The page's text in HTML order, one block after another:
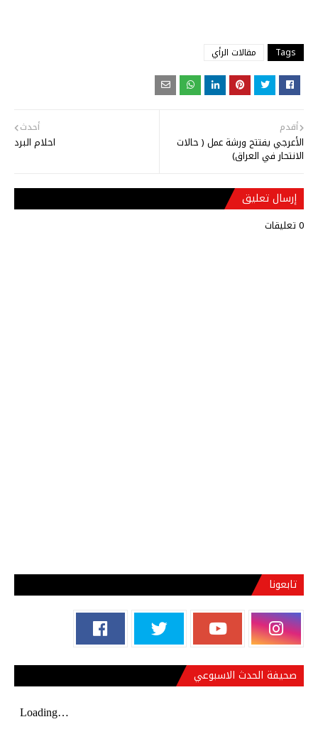
Tags مقالات الرأي
أحدث
احلام البرد
أقدم
الأعرجي يفتتح ورشة عمل ( حالات
الانتحار في العراق)
إرسال تعليق
0 تعليقات
تابعونا
صحيفة الحدث الاسبوعي